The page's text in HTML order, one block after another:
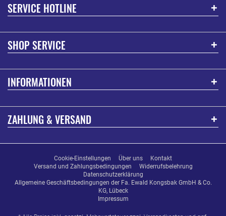
SERVICE HOTLINE
SHOP SERVICE
INFORMATIONEN
ZAHLUNG & VERSAND
Cookie-Einstellungen Über uns
Kontakt
Versand und Zahlungsbedingungen
Widerrufsbelehrung
Datenschutzerklärung
Allgemeine Geschäftsbedingungen der Fa. Ewald Kongsbak GmbH & Co.
KG, Lübeck
Impressum